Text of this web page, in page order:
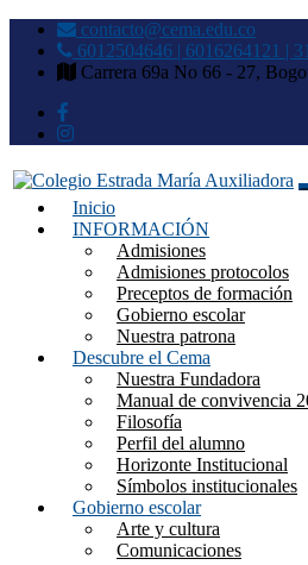
contacto@cema.edu.co
6012504646 | 6016264121 |
Carrera 69a No 66 - 27,
Colegio Estrada
Auxiliadora
Inicio
INFORMACIÓN
Admisiones
Admisiones protocolos
Preceptos de formación
Gobierno escolar
Nuestra patrona
Descubre el Cema
Nuestra Fundadora
Manual de convivencia
Filosofía
Perfil del alumno
Horizonte Institucional
Símbolos institucionales
Gobierno escolar
Arte y cultura
Comunicaciones